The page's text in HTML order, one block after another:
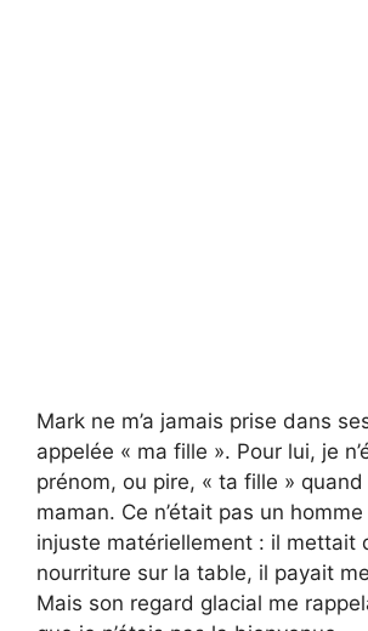
Mark ne m’a jamais prise dans
appelée « ma fille ». Pour lui, je
prénom, ou pire, « ta fille » quand
maman. Ce n’était pas un
injuste matériellement : il mettait
nourriture sur la table, il payait
Mais son regard glacial me